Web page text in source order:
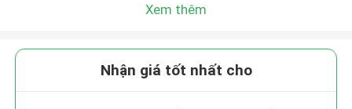
Xem thêm
Nhận giá tốt nhất cho